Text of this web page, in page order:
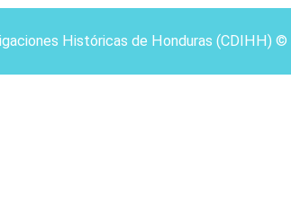
Históricas de Honduras (CDIHH) ©